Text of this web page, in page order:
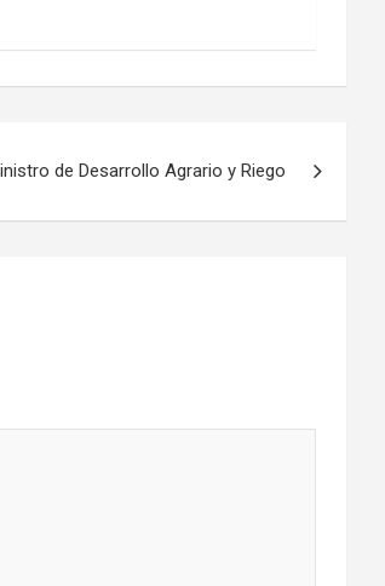
de Desarrollo Agrario y Riego